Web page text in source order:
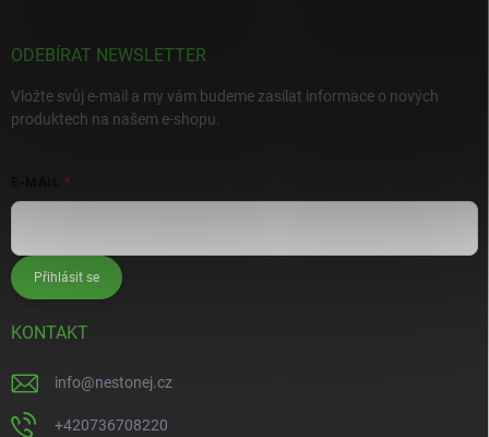
ODEBÍRAT NEWSLETTER
Vložte svůj e-mail a my vám budeme zasílat informace o nových
produktech na našem e-shopu.
Přihlásit se
KONTAKT
info@nestonej.cz
+420736708220